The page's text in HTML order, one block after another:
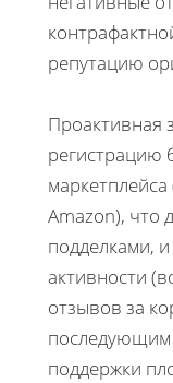
репутацию
Проактивная
регистрацию
Amazon), что
подделками,
активности
отзывов за
поддержки